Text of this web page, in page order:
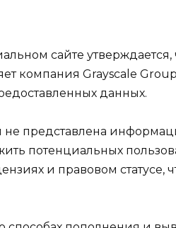
сайте утверждается,
компания Grayscale
данных.
представлена
потенциальных
и правовом статусе,